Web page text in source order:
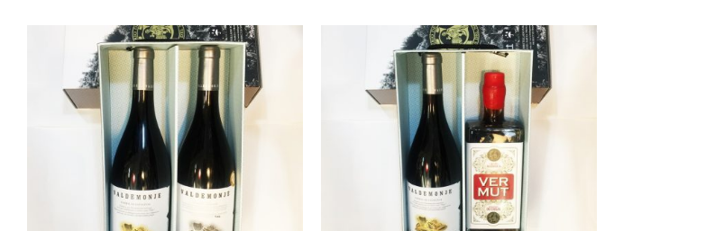
AÑADIR AL CARRITO
/
QUICK VIEW
AÑADIR AL CARRITO
QUICK VIEW